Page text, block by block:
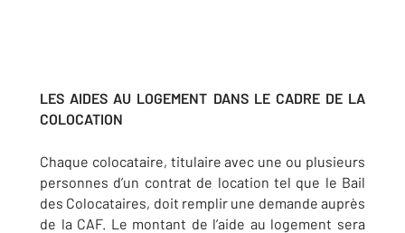
LES AIDES AU LOGEMENT DANS LE CADRE DE LA
COLOCATION
Chaque colocataire, titulaire avec une ou plusieurs
personnes d’un contrat de location tel que le Bail
des Colocataires, doit remplir une demande auprès
de la CAF. Le montant de l’aide au logement sera